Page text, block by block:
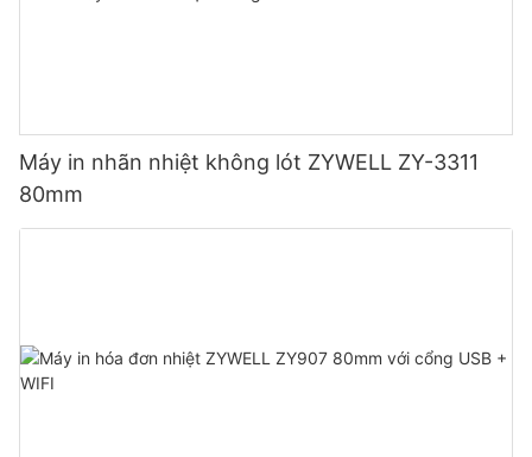
Máy in nhãn nhiệt không lót ZYWELL ZY-3311
80mm